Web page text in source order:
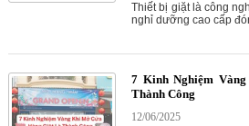
Thiết bị giặt là công
nghỉ dưỡng cao cấp
7 Kinh Nghiệm
Thành Công
12/06/2025